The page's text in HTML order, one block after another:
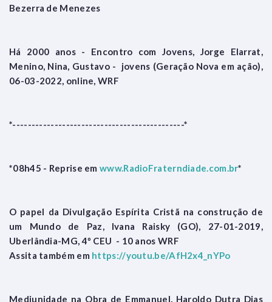
Bezerra de Menezes
Há 2000 anos - Encontro com Jovens, Jorge Elarrat,
Menino, Nina, Gustavo - jovens (Geração Nova em ação),
06-03-2022, online, WRF
*---------------------------------------------*
*08h45 - Reprise emwww.RadioFraterndiade.com.br*
O papel da Divulgação Espírita Cristã na construção de
um Mundo de Paz, Ivana Raisky (GO), 27-01-2019,
Uberlândia-MG, 4º CEU - 10 anos WRF
Assita também em https://youtu.be/AfH2x4_nYPo
Mediunidade na Obra de Emmanuel, Haroldo Dutra Dias